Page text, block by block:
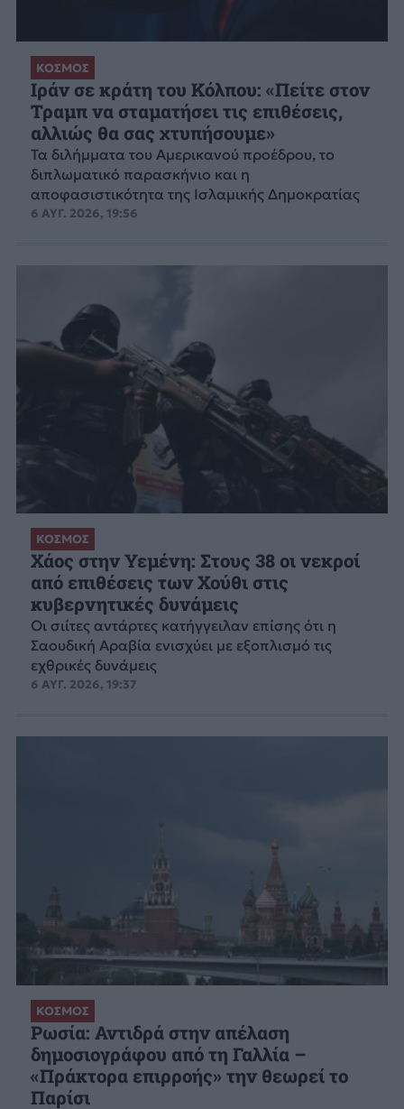
ΚΟΣΜΟΣ
Ιράν σε κράτη του Κόλπου: «Πείτε στον
Τραμπ να σταματήσει τις επιθέσεις,
αλλιώς θα σας χτυπήσουμε»
Τα διλήμματα του Αμερικανού προέδρου, το
διπλωματικό παρασκήνιο και η
αποφασιστικότητα της Ισλαμικής Δημοκρατίας
6 ΑΥΓ. 2026, 19:56
ΚΟΣΜΟΣ
Χάος στην Υεμένη: Στους 38 οι νεκροί
από επιθέσεις των Χούθι στις
κυβερνητικές δυνάμεις
Οι σιίτες αντάρτες κατήγγειλαν επίσης ότι η
Σαουδική Αραβία ενισχύει με εξοπλισμό τις
εχθρικές δυνάμεις
6 ΑΥΓ. 2026, 19:37
ΚΟΣΜΟΣ
Ρωσία: Αντιδρά στην απέλαση
δημοσιογράφου από τη Γαλλία –
«Πράκτορα επιρροής» την θεωρεί το
Παρίσι